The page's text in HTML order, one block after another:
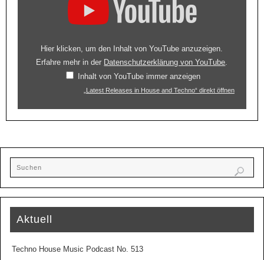
Hier klicken, um den Inhalt von YouTube anzuzeigen.
Erfahre mehr in der Datenschutzerklärung von YouTube.
Inhalt von YouTube immer anzeigen
„Latest Releases in House and Techno“ direkt öffnen
Aktuell
Techno House Music Podcast No. 513